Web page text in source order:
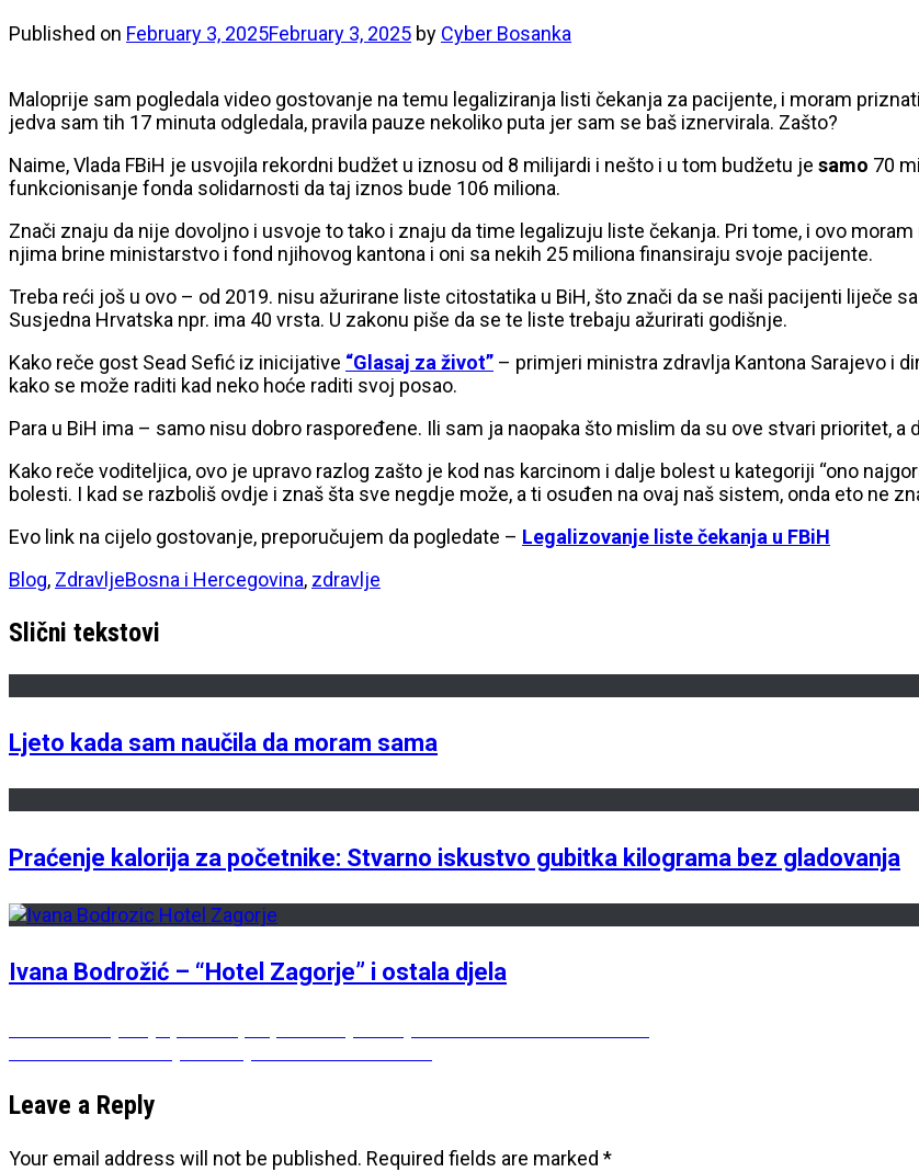
Published on February 3, 2025February 3, 2025 by Cyber Bosanka
Maloprije sam pogledala video gostovanje na temu legaliziranja listi čekanja za pacijente, i moram
jedva sam tih 17 minuta odgledala, pravila pauze nekoliko puta jer sam se baš iznervirala. Zašto?
Naime, Vlada FBiH je usvojila rekordni budžet u iznosu od 8 milijardi i nešto i u tom budžetu je samo 70
funkcionisanje fonda solidarnosti da taj iznos bude 106 miliona.
Znači znaju da nije dovoljno i usvoje to tako i znaju da time legalizuju liste čekanja. Pri tome, i ovo
njima brine ministarstvo i fond njihovog kantona i oni sa nekih 25 miliona finansiraju svoje pacijente.
Treba reći još u ovo – od 2019. nisu ažurirane liste citostatika u BiH, što znači da se naši pacijenti liječe
Susjedna Hrvatska npr. ima 40 vrsta. U zakonu piše da se te liste trebaju ažurirati godišnje.
Kako reče gost Sead Sefić iz inicijative “Glasaj za život” – primjeri ministra zdravlja Kantona Sarajevo i
kako se može raditi kad neko hoće raditi svoj posao.
Para u BiH ima – samo nisu dobro raspoređene. Ili sam ja naopaka što mislim da su ove stvari prioritet, a
Kako reče voditeljica, ovo je upravo razlog zašto je kod nas karcinom i dalje bolest u kategoriji “ono
bolesti. I kad se razboliš ovdje i znaš šta sve negdje može, a ti osuđen na ovaj naš sistem, onda eto ne
Evo link na cijelo gostovanje, preporučujem da pogledate – Legalizovanje liste čekanja u FBiH
Blog, ZdravljeBosna i Hercegovina, zdravlje
Slični tekstovi
Ljeto kada sam naučila da moram sama
Praćenje kalorija za početnike: Stvarno iskustvo gubitka kilograma bez gladovanja
Ivana Bodrožić – “Hotel Zagorje” i ostala djela
Post
navigation
Leave a Reply
Your email address will not be published. Required fields are marked *